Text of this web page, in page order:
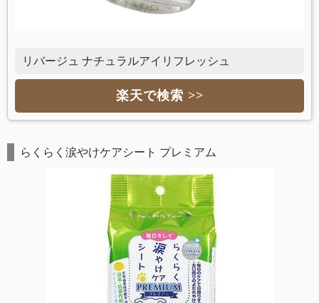
リバージュ ナチュラルアイリフレッシュ
楽天で検索 >>
らくらく涙やけケアシート プレミアム